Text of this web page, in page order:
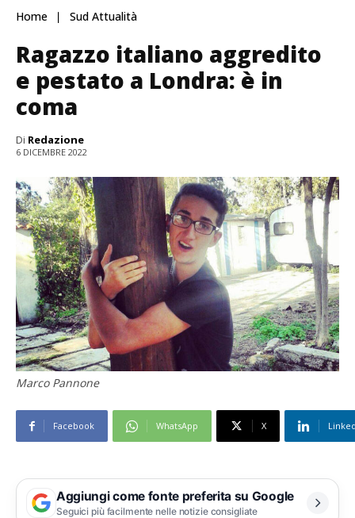
Home Sud Attualità
Ragazzo italiano aggredito
e pestato a Londra: è in
coma
Di Redazione
6 DICEMBRE 2022
Marco Pannone
Facebook WhatsApp X
Aggiungi come fonte preferita su Google
Seguici più facilmente nelle notizie consigliate